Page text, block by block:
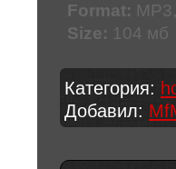
Format:
Size: 104 мб
Категория:
Добавил: